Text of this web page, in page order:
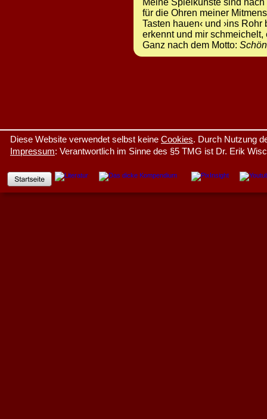
Impressum: Verantwortlich im Sinne des §5 TMG ist Dr. Erik
Diese Website verwendet selbst keine Cookies. Durch Nutzung
Meine Spielkünste sind
für die Ohren meiner
Tasten hauen‹ und ›ins
erkennt und mir
Ganz nach dem Motto: